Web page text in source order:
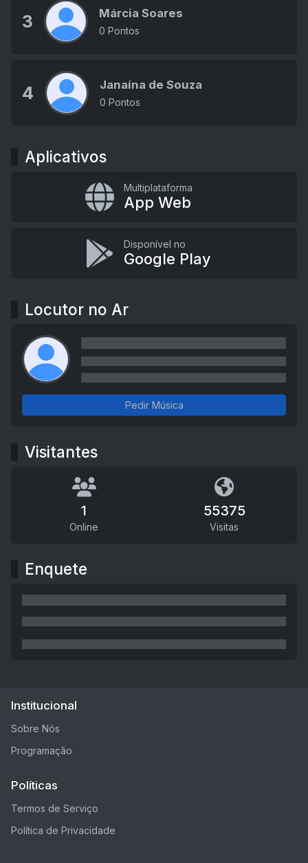
3 Márcia Soares
0 Pontos
4 Janaína de Souza
0 Pontos
Aplicativos
Multiplataforma
App Web
Disponível no
Google Play
Locutor no Ar
Pedir Música
Visitantes
1
Online
55375
Visitas
Enquete
Institucional
Sobre Nós
Programação
Políticas
Termos de Serviço
Política de Privacidade